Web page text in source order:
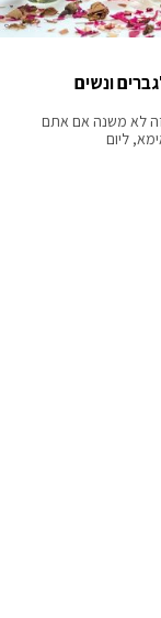
ונשים
לא משנה אם אתם